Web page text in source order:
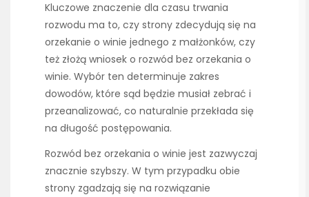
Kluczowe znaczenie dla czasu trwania
rozwodu ma to, czy strony zdecydują się na
orzekanie o winie jednego z małżonków, czy
też złożą wniosek o rozwód bez orzekania o
winie. Wybór ten determinuje zakres
dowodów, które sąd będzie musiał zebrać i
przeanalizować, co naturalnie przekłada się
na długość postępowania.
Rozwód bez orzekania o winie jest zazwyczaj
znacznie szybszy. W tym przypadku obie
strony zgadzają się na rozwiązanie